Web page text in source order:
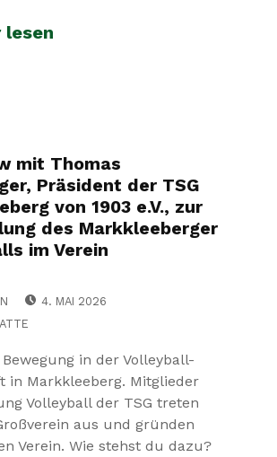
lesen
mit Thomas
Präsident der TSG
von 1903 e.V., zur
des Markkleeberger
im Verein
4. MAI 2026
in der Volleyball-
in Markkleeberg. Mitglieder
Volleyball der TSG treten
aus und gründen
Verein. Wie stehst du dazu?